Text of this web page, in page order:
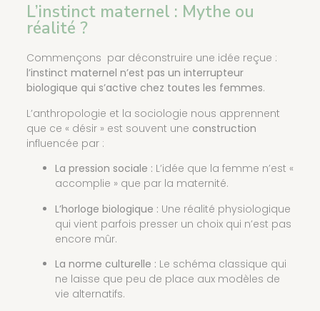
L’instinct maternel : Mythe ou
réalité ?
Commençons par déconstruire une idée reçue :
l’instinct maternel n’est pas un interrupteur
biologique qui s’active chez toutes les femmes.
L’anthropologie et la sociologie nous apprennent
que ce « désir » est souvent une construction
influencée par :
La pression sociale : L’idée que la femme n’est «
accomplie » que par la maternité.
L’horloge biologique : Une réalité physiologique
qui vient parfois presser un choix qui n’est pas
encore mûr.
La norme culturelle : Le schéma classique qui
ne laisse que peu de place aux modèles de
vie alternatifs.